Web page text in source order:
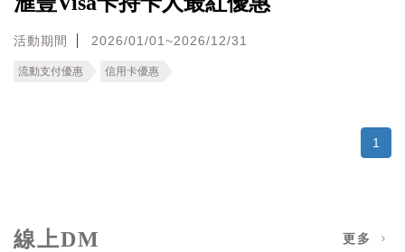
活動期間 2026/01/01~2026/12/31
流動支付優惠 信用卡優惠
1
線上DM 更多